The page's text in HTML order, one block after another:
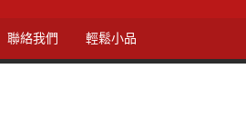
聯絡我們 輕鬆小品